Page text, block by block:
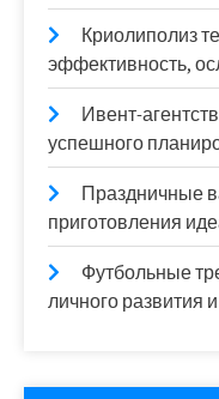
Криолиполиз
эффективность,
Ивент-
успешного
Праздничные
приготовления
Футбольные
личного развития